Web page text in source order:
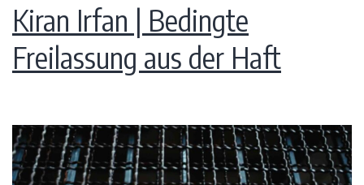
Kiran Irfan | Bedingte
Freilassung aus der Haft